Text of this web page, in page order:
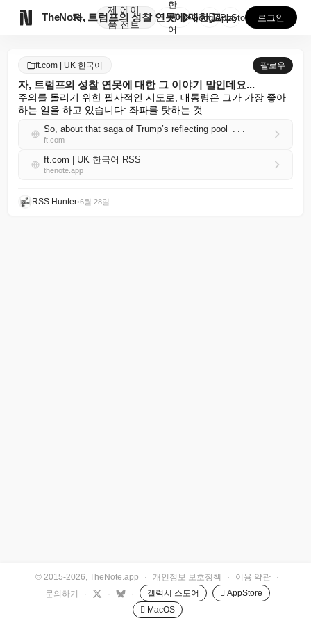
TheNote
제
품
에이
전트
자, 트럼프의 성찰 연못에 대한 그 이야기 말인데요.....
한
국
어
GooglePlay
AppStore 로그인
ft.com | UK 한국어 팔로우
자, 트럼프의 성찰 연못에 대한 그 이야기 말인데요...
주의를 돌리기 위한 필사적인 시도로, 대통령은 그가 가장 좋아
하는 일을 하고 있습니다: 좌파를 탓하는 것
So, about that saga of Trump’s reflecting pool . . .
ft.com
ft.com | UK 한국어 RSS
thenote.app
RSS Hunter•6월 28일
© 2015-2026, TheNote.app · 개인정보 보호정책 · 이용 약관
·
문의하기
· · · 갤럭시 스토어
 AppStore
 MacOS